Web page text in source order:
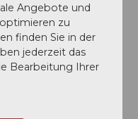
Angebote und
zu
finden Sie in der
jederzeit das
Bearbeitung Ihrer